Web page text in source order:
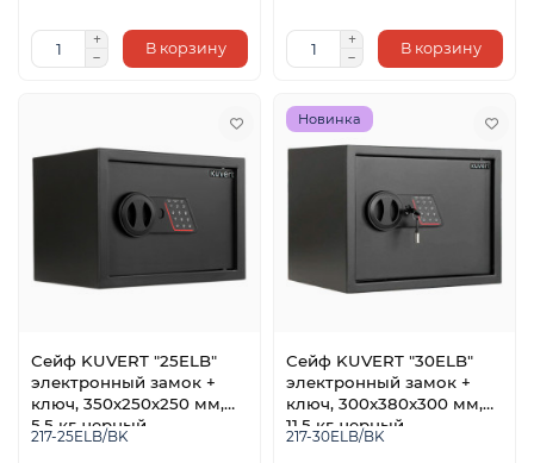
В корзину В корзину
Сейф KUVERT "25ELB"
электронный замок +
ключ, 350х250х250 мм,
5.5 кг, черный
217-25ELB/BK
Новинка
Сейф KUVERT "30ELB"
электронный замок +
ключ, 300x380x300 мм,
11.5 кг, черный
217-30ELB/BK